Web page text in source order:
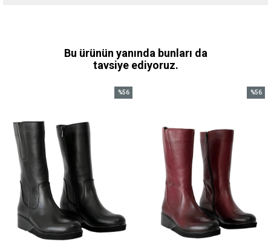
Bu ürünün yanında bunları da
tavsiye ediyoruz.
%56
%56